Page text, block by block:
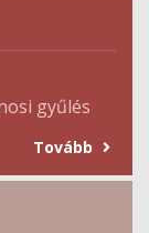
gyűlés
Tovább